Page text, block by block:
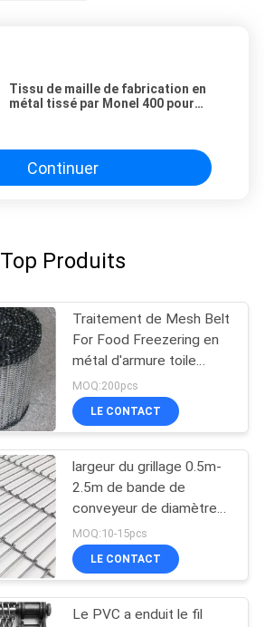
Tissu de maille de fabrication en
métal tissé par Monel 400 pour
Continuer
Top Produits
Traitement de Mesh Belt
For Food Freezering en
métal d'armure toile
d'acier inoxydable
MOQ:200pcs
LE CONTACT
largeur du grillage 0.5m-
2.5m de bande de
conveyeur de diamètre
de 0.5mm-6.0mm pour
industriel
MOQ:10-15pcs
LE CONTACT
Le PVC a enduit le fil